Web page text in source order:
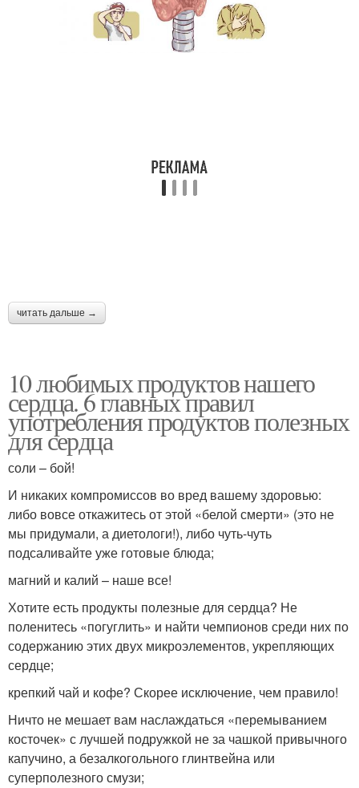
читать дальше →
10 любимых продуктов нашего
сердца. 6 главных правил
употребления продуктов полезных
для сердца
соли – бой!
И никаких компромиссов во вред вашему здоровью:
либо вовсе откажитесь от этой «белой смерти» (это не
мы придумали, а диетологи!), либо чуть-чуть
подсаливайте уже готовые блюда;
магний и калий – наше все!
Хотите есть продукты полезные для сердца? Не
поленитесь «погуглить» и найти чемпионов среди них по
содержанию этих двух микроэлементов, укрепляющих
сердце;
крепкий чай и кофе? Скорее исключение, чем правило!
Ничто не мешает вам наслаждаться «перемыванием
косточек» с лучшей подружкой не за чашкой привычного
капучино, а безалкогольного глинтвейна или
суперполезного смузи;